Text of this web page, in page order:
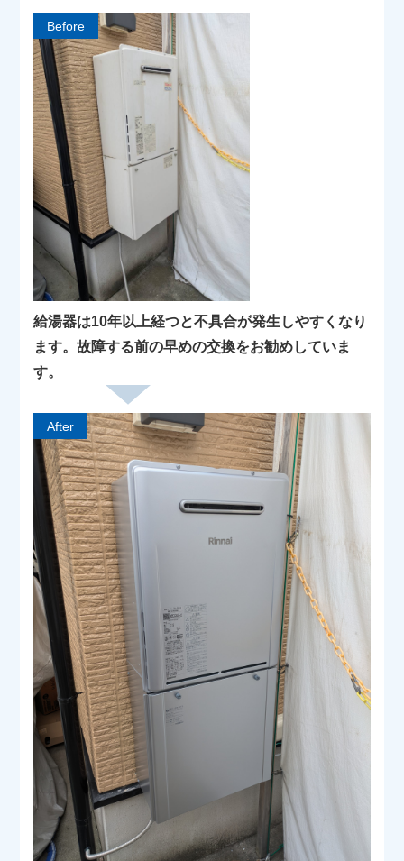
給湯器は10年以上経つと不具合が発生しやすくなり
ます。故障する前の早めの交換をお勧めしていま
す。
Before
After